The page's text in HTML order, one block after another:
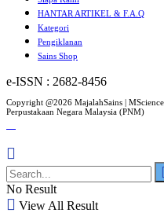
HANTAR ARTIKEL & F.A.Q
Kategori
Pengiklanan
Sains Shop
e-ISSN : 2682-8456
Copyright @2026 MajalahSains |
Perpustakaan Negara Malaysia (PNM)
No Result
View All Result